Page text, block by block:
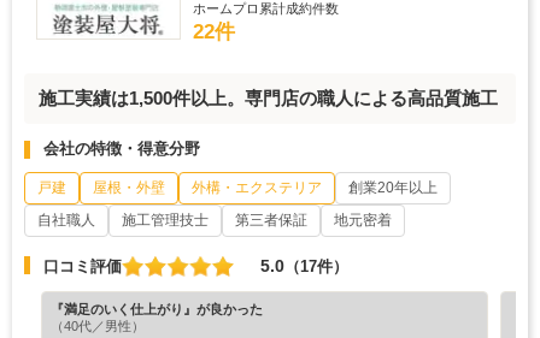
ホームプロ累計成約件数
22件
施工実績は1,500件以上。専門店の職人による高品質施工
会社の特徴・得意分野
戸建 屋根・外壁 外構・エクステリア
創業20年以上
自社職人
施工管理技士 第三者保証 地元密着
口コミ評価 5.0 （17件）
『満足のいく仕上がり』が良かった
（40代／男性）